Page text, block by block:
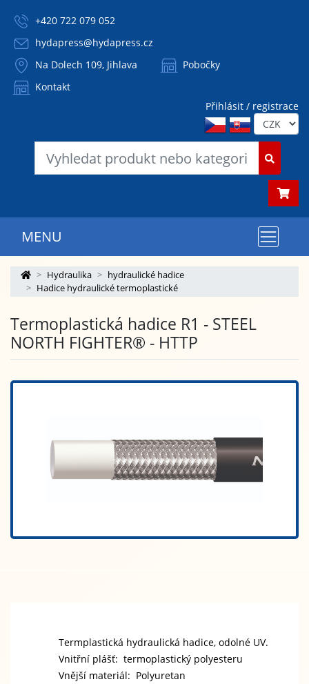
+420 722 079 052
hydapress@hydapress.cz
Na Dolech 109, Jihlava
Pobočky
Kontakt
Přihlásit / registrace
MENU
Hydraulika
hydraulické hadice
Hadice hydraulické termoplastické
Termoplastická hadice R1 - STEEL
NORTH FIGHTER® - HTTP
Termplastická hydraulická hadice, odolné UV.
Vnitřní plášť: termoplastický polyesteru
Vnější materiál: Polyuretan